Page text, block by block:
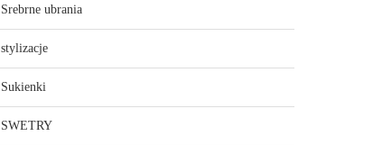
Srebrne ubrania
stylizacje
Sukienki
SWETRY